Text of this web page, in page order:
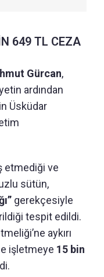
649 TL CEZA
Gürcan,
ardından
Üsküdar
etmediği ve
sütün,
gerekçesiyle
tespit edildi.
aykırı
işletmeye 15 bin